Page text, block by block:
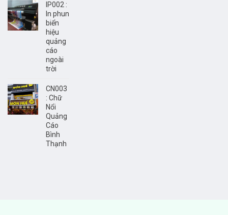
IP002 :
In phun
biển
hiệu
quảng
cáo
ngoài
trời
CN003
: Chữ
Nổi
Quảng
Cáo
Bình
Thạnh